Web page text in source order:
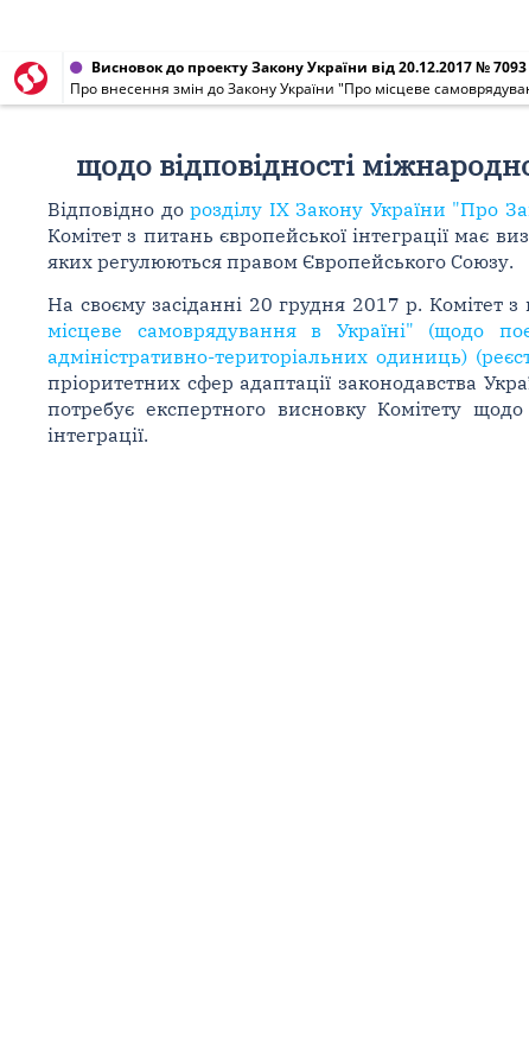
Висновок до проекту Закону України від 20.12.2017 № 7093